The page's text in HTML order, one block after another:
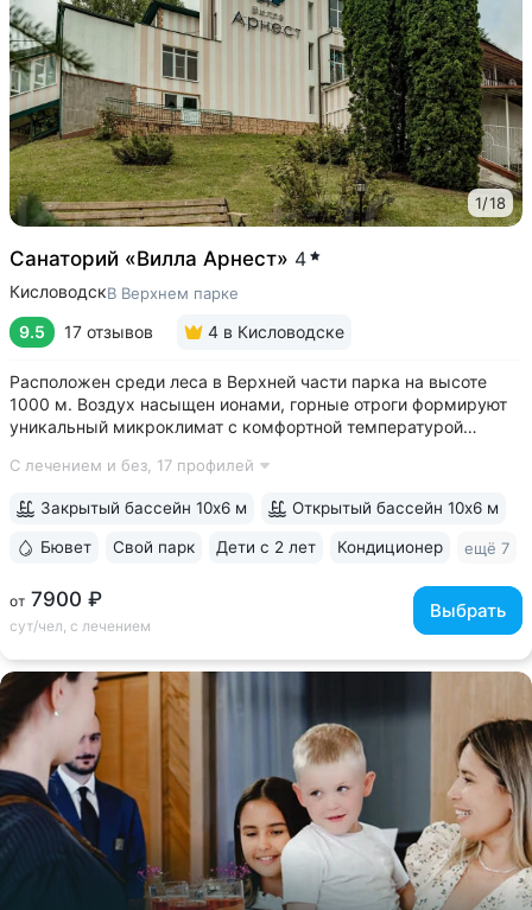
1/18
Санаторий «Вилла Арнест» 4
КисловодскВ Верхнем парке
9.5 17 отзывов 4 в Кисловодске
Расположен среди леса в Верхней части парка на высоте
1000 м. Воздух насыщен ионами, горные отроги формируют
уникальный микроклимат с комфортной температурой
№ 2Б Кисловодского парка • Один из лучших вариантов для
С лечением и без, 17 профилей
от 7900 ₽
сут/чел, с лечением
Выбрать
Закрытый бассейн 10х6 м Открытый бассейн 10х6 м
Бювет Свой парк Дети с 2 лет Кондиционер ещё 7